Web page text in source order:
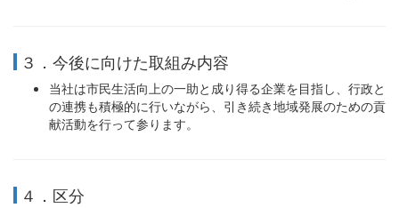
３．今後に向けた取組み内容
当社は市民生活向上の一助と成り得る企業を目指し、行政と
の連携も積極的に行いながら、引き続き地域発展のための貢
献活動を行って参ります。
４．区分